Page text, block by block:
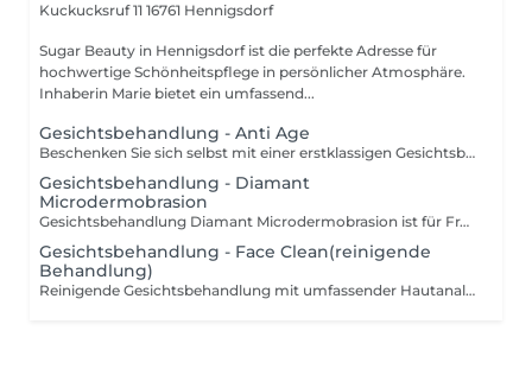
Kuckucksruf 11 16761 Hennigsdorf
Sugar Beauty in Hennigsdorf ist die perfekte Adresse für
hochwertige Schönheitspflege in persönlicher Atmosphäre.
Inhaberin Marie bietet ein umfassend...
Gesichtsbehandlung - Anti Age
Beschenken Sie sich selbst mit einer erstklassigen Gesichtsbehandlung. Ihre Haut wird Ihnen sehr danken und die Deluxe Behandlung ist genau die richtige Wahl. In dieser Behandlung geht es einzig und allein um Sie. Ihr Wohlbefinden hat oberste Priorität. Die Anti Age Gesichtsbehandlung verleiht dir ein frisches und straffendes Aussehen. Das Paket enthält: Gesichtsreinigung Gesichtspeeling (Anti Age Peel oder Glow Peel) Ausreinigung (bei Bedarf) Augenbrauenkorrektur entspannende Gesichts-, Nacken und Dekolleté Massage (15 min.) straffende Algenmaske, aufgetragen auf Gesicht, Augen, Hals und Dekolleté Handmassage und Handmaske (während der Algenmaske) Abschlusspflege
Gesichtsbehandlung - Diamant
Microdermobrasion
Gesichtsbehandlung Diamant Microdermobrasion ist für Frau und Mann geignet . Maximales Pflegeerlebnis in minimaler Zeit. Verleiht der Haut einen Frischekick für strahlendes und gesundes Aussehen. Mit der Diamant Microdermabrasion wird eine sanfte und schmerzfreie Abtragung der oberen Hautschichten vorgenommen. Die natürliche Hautregeneration wird dadurch angeregt und das Hautbild wird sichtbar verbessert.
Gesichtsbehandlung - Face Clean(reinigende
Behandlung)
Reinigende Gesichtsbehandlung mit umfassender Hautanalyse und passenden Pflegeprodukten, die zu Ihrer Haut entsprechend individuell ausgewählt werden. Diese Behandlung ist ideal um Ihrer Haut mehr Reinheit zu schenken. Der Fokus liegt hier auf die Ausreinigung. Reinigung die Haut Peeling Tiefenreinigung Augenbrauenkorrektur Lymphdrainage 5 min Maske